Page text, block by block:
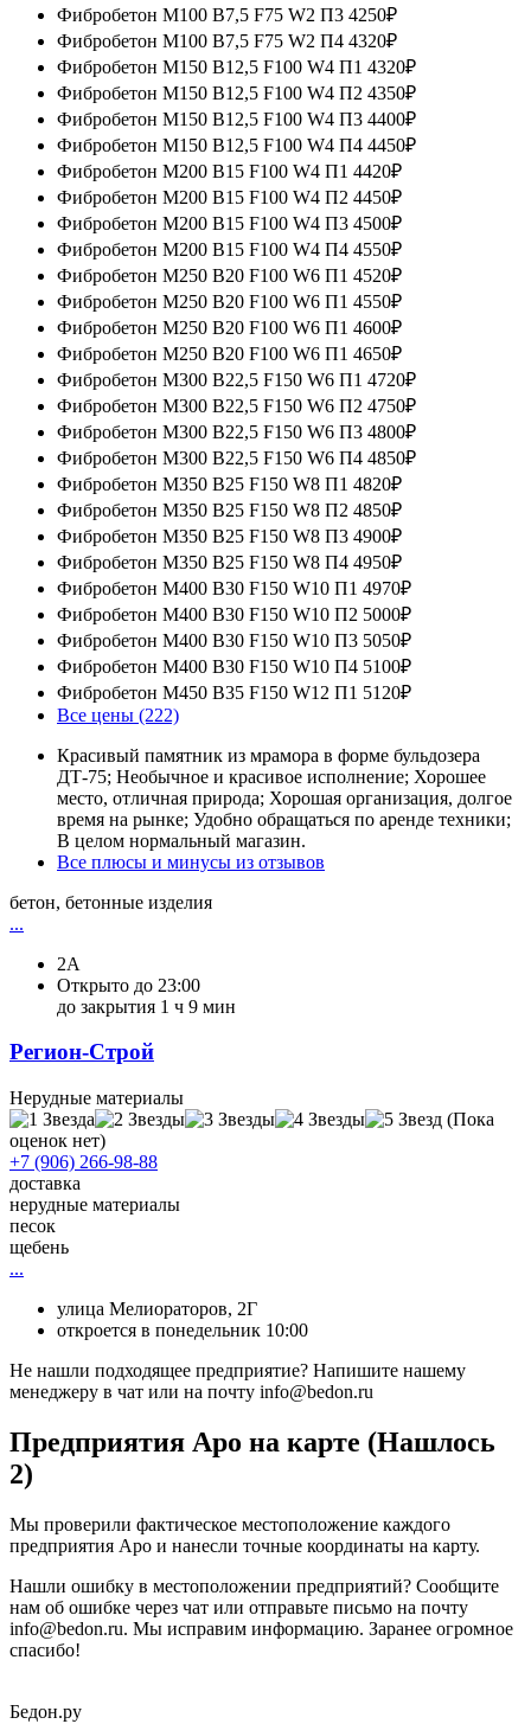
Фибробетон М100 B7,5 F75 W2 П3 4250₽
Фибробетон М100 B7,5 F75 W2 П4 4320₽
Фибробетон М150 B12,5 F100 W4 П1 4320₽
Фибробетон М150 B12,5 F100 W4 П2 4350₽
Фибробетон М150 B12,5 F100 W4 П3 4400₽
Фибробетон М150 B12,5 F100 W4 П4 4450₽
Фибробетон М200 B15 F100 W4 П1 4420₽
Фибробетон М200 B15 F100 W4 П2 4450₽
Фибробетон М200 B15 F100 W4 П3 4500₽
Фибробетон М200 B15 F100 W4 П4 4550₽
Фибробетон М250 B20 F100 W6 П1 4520₽
Фибробетон М250 B20 F100 W6 П1 4550₽
Фибробетон М250 B20 F100 W6 П1 4600₽
Фибробетон М250 B20 F100 W6 П1 4650₽
Фибробетон М300 B22,5 F150 W6 П1 4720₽
Фибробетон М300 B22,5 F150 W6 П2 4750₽
Фибробетон М300 B22,5 F150 W6 П3 4800₽
Фибробетон М300 B22,5 F150 W6 П4 4850₽
Фибробетон М350 B25 F150 W8 П1 4820₽
Фибробетон М350 B25 F150 W8 П2 4850₽
Фибробетон М350 B25 F150 W8 П3 4900₽
Фибробетон М350 B25 F150 W8 П4 4950₽
Фибробетон М400 B30 F150 W10 П1 4970₽
Фибробетон М400 B30 F150 W10 П2 5000₽
Фибробетон М400 B30 F150 W10 П3 5050₽
Фибробетон М400 B30 F150 W10 П4 5100₽
Фибробетон М450 B35 F150 W12 П1 5120₽
Все цены (222)
Красивый памятник из мрамора в форме бульдозера
ДТ-75; Необычное и красивое исполнение; Хорошее
место, отличная природа; Хорошая организация, долгое
время на рынке; Удобно обращаться по аренде техники;
В целом нормальный магазин.
Все плюсы и минусы из отзывов
бетон, бетонные изделия
...
2А
Открыто до 23:00
до закрытия 1 ч 9 мин
Регион-Строй
Нерудные материалы
(Пока
оценок нет)
+7 (906) 266-98-88
доставка
нерудные материалы
песок
щебень
...
улица Мелиораторов, 2Г
откроется в понедельник 10:00
Не нашли подходящее предприятие? Напишите нашему
менеджеру в чат или на почту info@bedon.ru
Предприятия Аро на карте (Нашлось
2)
Мы проверили фактическое местоположение каждого
предприятия Аро и нанесли точные координаты на карту.
Нашли ошибку в местоположении предприятий? Сообщите
нам об ошибке через чат или отправьте письмо на почту
info@bedon.ru. Мы исправим информацию. Заранее огромное
спасибо!
Бедон.ру